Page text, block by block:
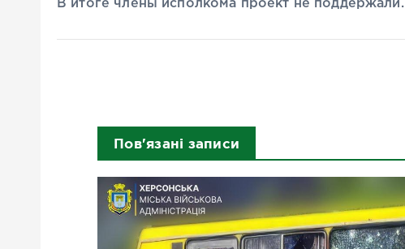
В итоге члены исполкома проект не поддержали.
Пов'язані записи